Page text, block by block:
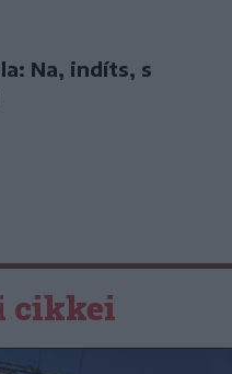
Na, indíts, s
cikkei